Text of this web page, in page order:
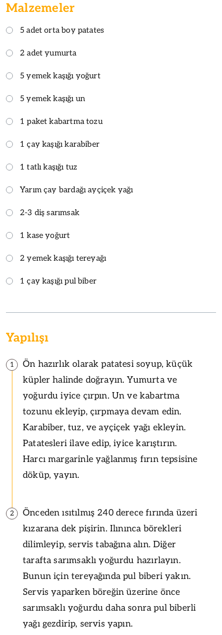
Malzemeler
5 adet orta boy patates
2 adet yumurta
5 yemek kaşığı yoğurt
5 yemek kaşığı un
1 paket kabartma tozu
1 çay kaşığı karabiber
1 tatlı kaşığı tuz
Yarım çay bardağı ayçiçek yağı
2-3 diş sarımsak
1 kase yoğurt
2 yemek kaşığı tereyağı
1 çay kaşığı pul biber
Yapılışı
1
Ön hazırlık olarak patatesi soyup, küçük
küpler halinde doğrayın. Yumurta ve
yoğurdu iyice çırpın. Un ve kabartma
tozunu ekleyip, çırpmaya devam edin.
Karabiber, tuz, ve ayçiçek yağı ekleyin.
Patatesleri ilave edip, iyice karıştırın.
Harcı margarinle yağlanmış fırın tepsisine
döküp, yayın.
2
Önceden ısıtılmış 240 derece fırında üzeri
kızarana dek pişirin. Ilınınca börekleri
dilimleyip, servis tabağına alın. Diğer
tarafta sarımsaklı yoğurdu hazırlayın.
Bunun için tereyağında pul biberi yakın.
Servis yaparken böreğin üzerine önce
sarımsaklı yoğurdu daha sonra pul biberli
yağı gezdirip, servis yapın.